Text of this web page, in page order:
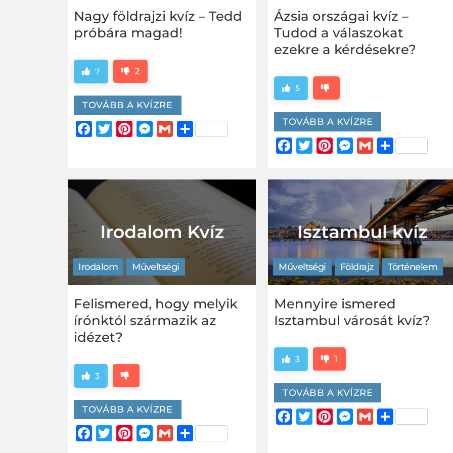
Nagy földrajzi kvíz – Tedd
próbára magad!
7 2
TOVÁBB A KVÍZRE
Facebook
Twitter
Pinterest
Messenger
GmailOssza
Ázsia országai kvíz –
Tudod a válaszokat
ezekre a kérdésekre?
5
TOVÁBB A KVÍZRE
Facebook
Twitter
Pinterest
Messenger
GmailOssza
Irodalom Műveltségi
Felismered, hogy melyik
írónktól származik az
idézet?
3
TOVÁBB A KVÍZRE
Facebook
Twitter
Pinterest
Messenger
GmailOssza
Műveltségi Földrajz Történelem
Mennyire ismered
Isztambul városát kvíz?
3 1
TOVÁBB A KVÍZRE
Facebook
Twitter
Pinterest
Messenger
GmailOssza